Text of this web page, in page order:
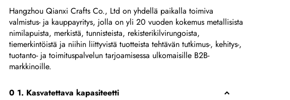
Hangzhou Qianxi Crafts Co., Ltd on yhdellä paikalla toimiva
valmistus- ja kauppayritys, jolla on yli 20 vuoden kokemus metallisista
nimilapuista, merkistä, tunnisteista, rekisterikilvirungoista,
tiemerkintöistä ja niihin liittyvistä tuotteista tehtävän tutkimus-, kehitys-,
tuotanto- ja toimituspalvelun tarjoamisessa ulkomaisille B2B-
markkinoille.
0 1. Kasvatettava kapasiteetti